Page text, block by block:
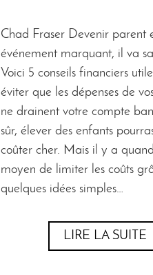
Chad Fraser Devenir parent
événement marquant, il va
Voici 5 conseils financiers
éviter que les dépenses de
ne drainent votre compte
sûr, élever des enfants
coûter cher. Mais il y a
moyen de limiter les coûts
quelques idées simples…
LIRE LA SUITE